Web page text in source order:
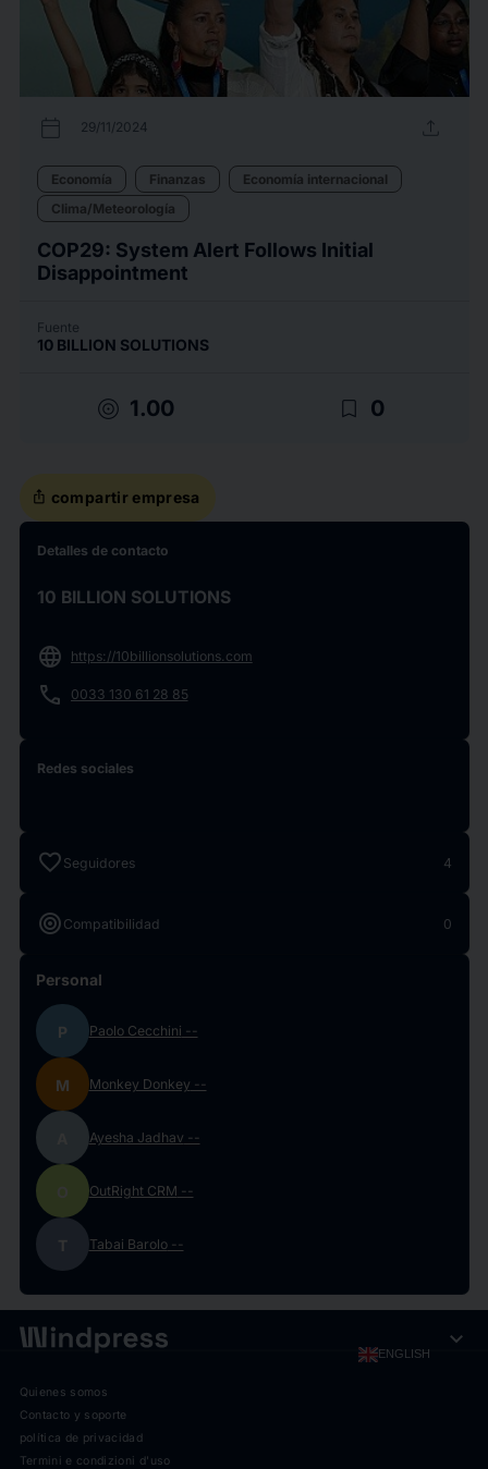
calendar_today 29/11/2024 upload
Economía Finanzas
Economía internacional
Clima/Meteorología
COP29: System Alert Follows Initial
Disappointment
Fuente
10 BILLION SOLUTIONS
target 1.00 bookmark_border 0
ios_share compartir empresa
Detalles de contacto
10 BILLION SOLUTIONS
language https://10billionsolutions.com
phone 0033 130 61 28 85
Redes sociales
favorite Seguidores 4
target Compatibilidad 0
Personal
P Paolo Cecchini --
M Monkey Donkey --
Ayesha Jadhav --
OutRight CRM --
T Tabai Barolo--
ENGLISH expand_more
Quienes somos
Contacto y soporte
política de privacidad
Termini e condizioni d'uso